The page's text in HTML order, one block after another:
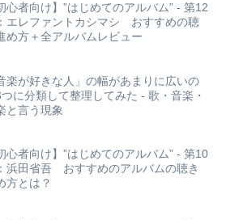
心者向け】”はじめてのアルバム” - 第12
エレファントカシマシ おすすめの聴
め方＋全アルバムレビュー
楽が好きな人」の幅があまりに広いの
に分類して整理してみた - 歌・音楽・
と言う現象
心者向け】”はじめてのアルバム” - 第10
浜田省吾 おすすめのアルバムの聴き
方とは？